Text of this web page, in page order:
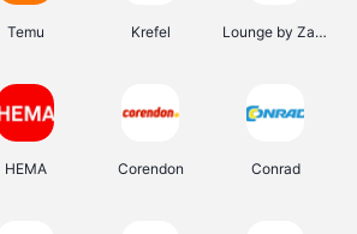
Temu Krefel Lounge by Zalando
HEMA Corendon Conrad